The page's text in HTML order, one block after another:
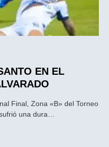
EN EL
Final, Zona «B» del Torneo
una dura…